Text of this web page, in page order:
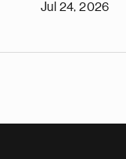
Jul 24, 2026